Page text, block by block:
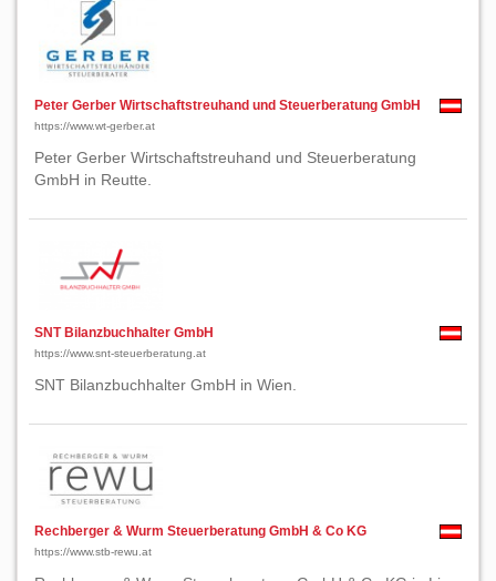
Peter Gerber Wirtschaftstreuhand und Steuerberatung GmbH
https://www.wt-gerber.at
Peter Gerber Wirtschaftstreuhand und Steuerberatung
GmbH in Reutte.
SNT Bilanzbuchhalter GmbH
https://www.snt-steuerberatung.at
SNT Bilanzbuchhalter GmbH in Wien.
Rechberger & Wurm Steuerberatung GmbH & Co KG
https://www.stb-rewu.at